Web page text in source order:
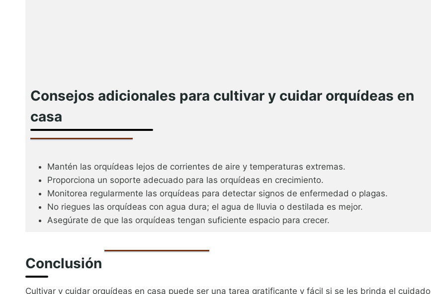
Consejos adicionales para cultivar y cuidar orquídeas en
casa
Mantén las orquídeas lejos de corrientes de aire y temperaturas extremas.
Proporciona un soporte adecuado para las orquídeas en crecimiento.
Monitorea regularmente las orquídeas para detectar signos de enfermedad o plagas.
No riegues las orquídeas con agua dura; el agua de lluvia o destilada es mejor.
Asegúrate de que las orquídeas tengan suficiente espacio para crecer.
Conclusión
Cultivar y cuidar orquídeas en casa puede ser una tarea gratificante y fácil si se les brinda el cuidado